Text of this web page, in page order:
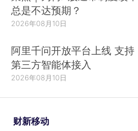
总是不达预期？
2026年08月10日
阿里千问开放平台上线 支持
第三方智能体接入
2026年08月10日
财新移动